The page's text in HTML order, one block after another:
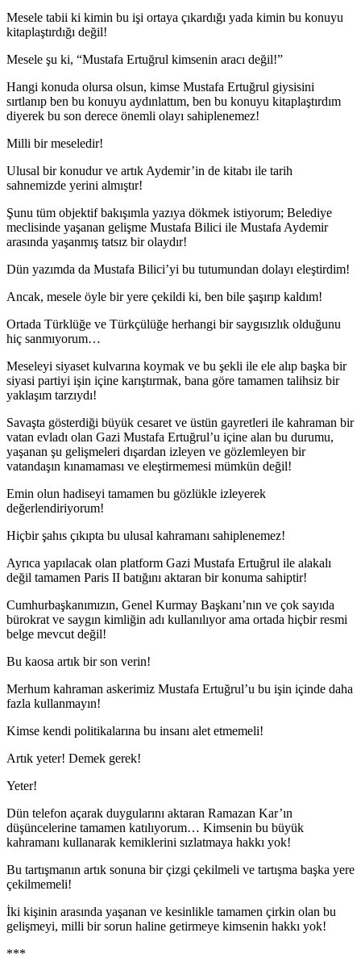
Mesele tabii ki kimin bu işi ortaya çıkardığı yada kimin bu konuyu
kitaplaştırdığı değil!
Mesele şu ki, “Mustafa Ertuğrul kimsenin aracı değil!”
Hangi konuda olursa olsun, kimse Mustafa Ertuğrul giysisini
sırtlanıp ben bu konuyu aydınlattım, ben bu konuyu kitaplaştırdım
diyerek bu son derece önemli olayı sahiplenemez!
Milli bir meseledir!
Ulusal bir konudur ve artık Aydemir’in de kitabı ile tarih
sahnemizde yerini almıştır!
Şunu tüm objektif bakışımla yazıya dökmek istiyorum; Belediye
meclisinde yaşanan gelişme Mustafa Bilici ile Mustafa Aydemir
arasında yaşanmış tatsız bir olaydır!
Dün yazımda da Mustafa Bilici’yi bu tutumundan dolayı eleştirdim!
Ancak, mesele öyle bir yere çekildi ki, ben bile şaşırıp kaldım!
Ortada Türklüğe ve Türkçülüğe herhangi bir saygısızlık olduğunu
hiç sanmıyorum…
Meseleyi siyaset kulvarına koymak ve bu şekli ile ele alıp başka bir
siyasi partiyi işin içine karıştırmak, bana göre tamamen talihsiz bir
yaklaşım tarzıydı!
Savaşta gösterdiği büyük cesaret ve üstün gayretleri ile kahraman bir
vatan evladı olan Gazi Mustafa Ertuğrul’u içine alan bu durumu,
yaşanan şu gelişmeleri dışardan izleyen ve gözlemleyen bir
vatandaşın kınamaması ve eleştirmemesi mümkün değil!
Emin olun hadiseyi tamamen bu gözlükle izleyerek
değerlendiriyorum!
Hiçbir şahıs çıkıpta bu ulusal kahramanı sahiplenemez!
Ayrıca yapılacak olan platform Gazi Mustafa Ertuğrul ile alakalı
değil tamamen Paris II batığını aktaran bir konuma sahiptir!
Cumhurbaşkanımızın, Genel Kurmay Başkanı’nın ve çok sayıda
bürokrat ve saygın kimliğin adı kullanılıyor ama ortada hiçbir resmi
belge mevcut değil!
Bu kaosa artık bir son verin!
Merhum kahraman askerimiz Mustafa Ertuğrul’u bu işin içinde daha
fazla kullanmayın!
Kimse kendi politikalarına bu insanı alet etmemeli!
Artık yeter! Demek gerek!
Yeter!
Dün telefon açarak duygularını aktaran Ramazan Kar’ın
düşüncelerine tamamen katılıyorum… Kimsenin bu büyük
kahramanı kullanarak kemiklerini sızlatmaya hakkı yok!
Bu tartışmanın artık sonuna bir çizgi çekilmeli ve tartışma başka yere
çekilmemeli!
İki kişinin arasında yaşanan ve kesinlikle tamamen çirkin olan bu
gelişmeyi, milli bir sorun haline getirmeye kimsenin hakkı yok!
***